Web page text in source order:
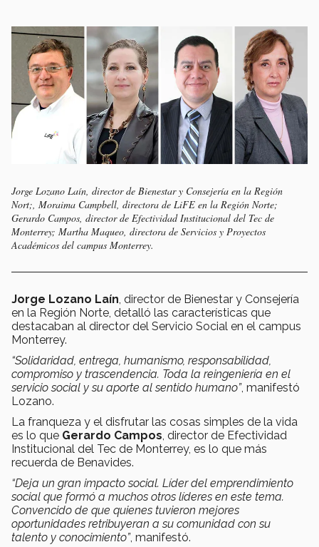
Jorge Lozano Laín, director de Bienestar y Consejería en la Región
Nort;, Moraima Campbell, directora de LiFE en la Región Norte;
Gerardo Campos, director de Efectividad Institucional del Tec de
Monterrey; Martha Maqueo, directora de Servicios y Proyectos
Académicos del campus Monterrey.
Jorge Lozano Laín , director de Bienestar y Consejería
en la Región Norte, detalló las características que
destacaban al director del Servicio Social en el campus
Monterrey.
“Solidaridad, entrega, humanismo, responsabilidad,
compromiso y trascendencia. Toda la reingeniería en el
servicio social y su aporte al sentido humano”, manifestó
Lozano.
La franqueza y el disfrutar las cosas simples de la vida
es lo que Gerardo Campos , director de Efectividad
Institucional del Tec de Monterrey, es lo que más
recuerda de Benavides.
“Deja un gran impacto social. Líder del emprendimiento
social que formó a muchos otros líderes en este tema.
Convencido de que quienes tuvieron mejores
oportunidades retribuyeran a su comunidad con su
talento y conocimiento”, manifestó.